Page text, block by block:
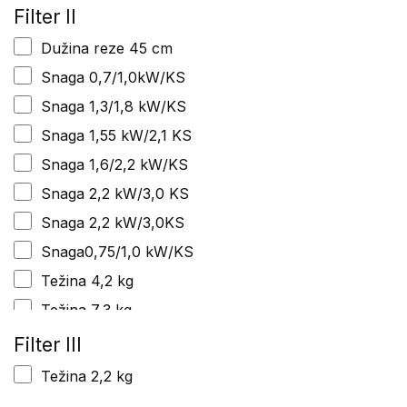
Težina 8,5 kg
Filter II
Dužina reze 45 cm
Snaga 0,7/1,0kW/KS
Snaga 1,3/1,8 kW/KS
Snaga 1,55 kW/2,1 KS
Snaga 1,6/2,2 kW/KS
Snaga 2,2 kW/3,0 KS
Snaga 2,2 kW/3,0KS
Snaga0,75/1,0 kW/KS
Težina 4,2 kg
Težina 7,3 kg
Filter III
Težina 2,2 kg